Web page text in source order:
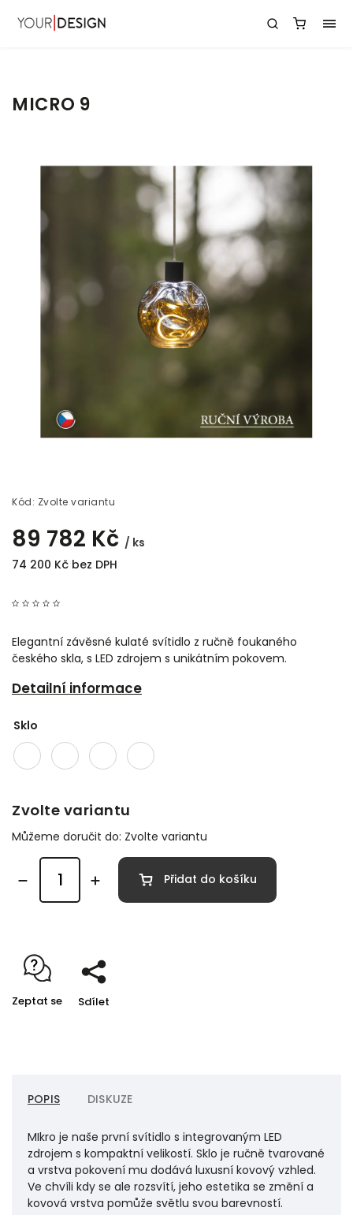
MICRO 9
Kód: Zvolte variantu
89 782 Kč / ks
74 200 Kč bez DPH
Elegantní závěsné kulaté svítidlo z ručně foukaného
českého skla, s LED zdrojem s unikátním pokovem.
Detailní informace
Sklo
Zvolte variantu
Můžeme doručit do: Zvolte variantu
Přidat do košíku
Zeptat se Sdílet
POPIS DISKUZE
MIkro je naše první svítidlo s integrovaným LED
zdrojem s kompaktní velikostí. Sklo je ručně tvarované
a vrstva pokovení mu dodává luxusní kovový vzhled.
Ve chvíli kdy se ale rozsvítí, jeho estetika se změní a
kovová vrstva pomůže světlu svou barevností.